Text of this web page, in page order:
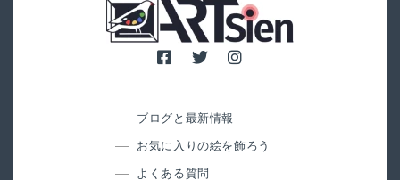
ブログと最新情報
お気に入りの絵を飾ろう
よくある質問